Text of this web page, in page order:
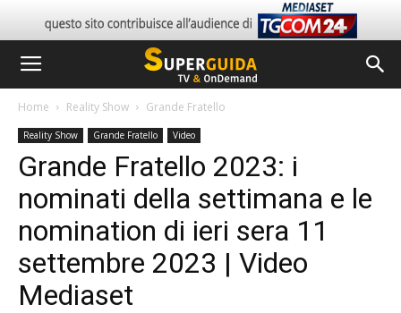
Home Reality Show Grande Fratello
Reality Show Grande Fratello Video
Grande Fratello 2023: i
nominati della settimana e le
nomination di ieri sera 11
settembre 2023 | Video
Mediaset